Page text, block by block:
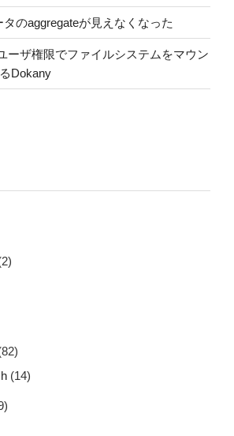
のaggregateが見えなくなった
ーザ権限でファイルシステムをマウン
Dokany
(14)